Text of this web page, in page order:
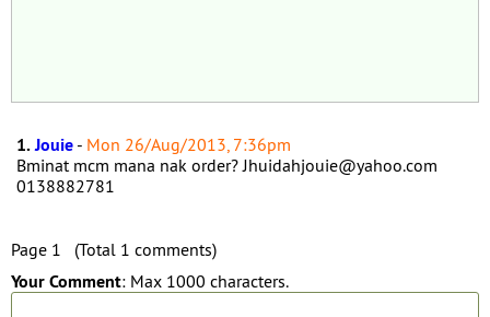
1.Jouie - Mon 26/Aug/2013, 7:36pm
Bminat mcm mana nak order? Jhuidahjouie@yahoo.com
0138882781
Page 1 (Total 1 comments)
Your Comment: Max 1000 characters.